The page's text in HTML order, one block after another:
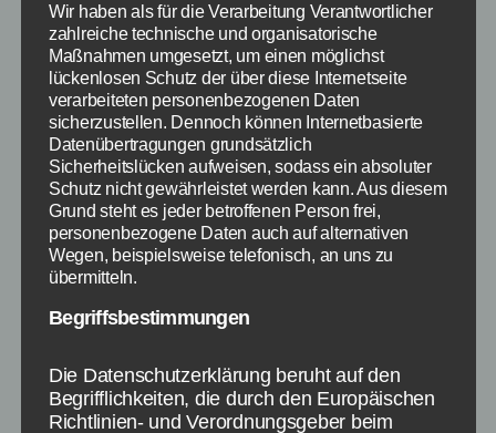
sodass der dritte Satz über den Sieger
entscheidet. Hier hatte Markus drei Matchbälle,
doch Stefan gab nicht auf und kämpfte sich fast
heran, doch am Ende hatte doch Markus dieses
Spiel bei Schlag den Raab am 24.10.2015
gewonnen.
Doch danach begann mal wieder die Zeit von
Stefan, der die nachfolgenden Spiele allesamt
gewann. In Spiel 3 Augen waren jedoch beide
mit Vor- und Nachname genannt werden, was
Stefan bspw. Philipp Lahm als Lösung, obwohl
Cristiano Ronaldo gesucht war. Aber auch
Wir haben als für die Verarbeitung Verantwortlicher
zahlreiche technische und organisatorische
Maßnahmen umgesetzt, um einen möglichst
lückenlosen Schutz der über diese Internetseite
verarbeiteten personenbezogenen Daten
sicherzustellen. Dennoch können Internetbasierte
Datenübertragungen grundsätzlich
Sicherheitslücken aufweisen, sodass ein absoluter
Schutz nicht gewährleistet werden kann. Aus diesem
Grund steht es jeder betroffenen Person frei,
personenbezogene Daten auch auf alternativen
Wegen, beispielsweise telefonisch, an uns zu
übermitteln.
Begriffsbestimmungen
Die Datenschutzerklärung beruht auf den
Begrifflichkeiten, die durch den Europäischen
Richtlinien- und Verordnungsgeber beim